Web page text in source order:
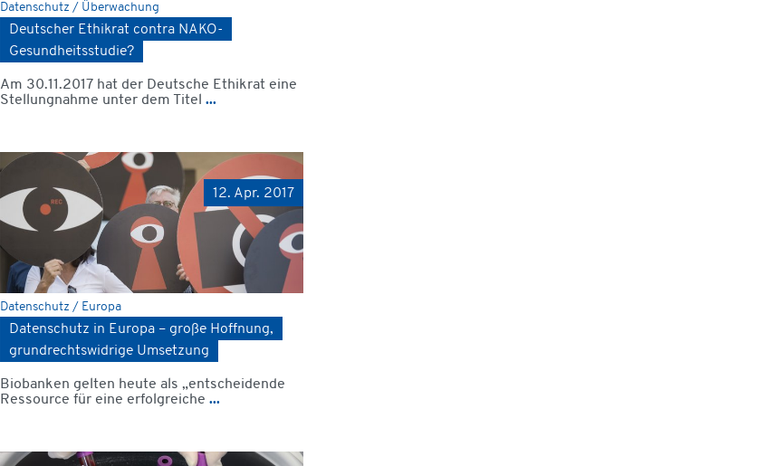
Datenschutz / Überwachung
Deutscher Ethikrat contra NAKO-
Gesundheitsstudie?
Am 30.11.2017 hat der Deutsche Ethikrat eine
Stellungnahme unter dem Titel ...
12. Apr. 2017
Datenschutz / Europa
Datenschutz in Europa – große Hoffnung,
grundrechtswidrige Umsetzung
Biobanken gelten heute als „entscheidende
Ressource für eine erfolgreiche ...